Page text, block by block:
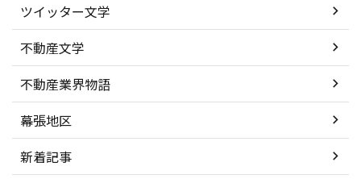
ツイッター文学
不動産文学
不動産業界物語
幕張地区
新着記事